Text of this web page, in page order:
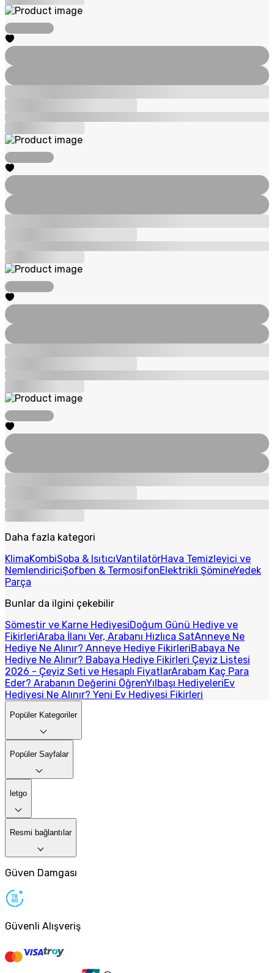
Daha fazla kategori
KlimaKombiSoba & IsıtıcıVantilatörHava Temizleyici ve
NemlendiriciŞofben & TermosifonElektrikli ŞömineYedek
Parça
Bunlar da ilgini çekebilir
Sömestir ve Karne HediyesiDoğum Günü Hediye ve
FikirleriAraba İlanı Ver, Arabanı Hızlıca SatAnneye Ne
Hediye Ne Alınır? Anneye Hediye FikirleriBabaya Ne
Hediye Ne Alınır? Babaya Hediye Fikirleri Çeyiz Listesi
2026 - Çeyiz Seti ve Hesaplı FiyatlarArabam Kaç Para
Eder? Arabanın Değerini ÖğrenYılbaşı HediyeleriEv
Hediyesi Ne Alınır? Yeni Ev Hediyesi Fikirleri
Popüler Kategoriler
Popüler Sayfalar
letgo
Resmi bağlantılar
Güven Damgası
Güvenli Alışveriş